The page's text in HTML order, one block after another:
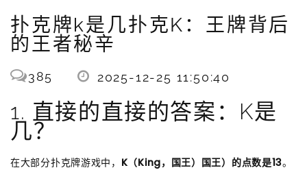
扑克牌k是几扑克K：王牌背后
的王者秘辛
385 2025-12-25 11:50:40
1. 直接的直接的答案：K是
几？
在大部分扑克牌游戏中， K（King，国王）国王）的点数是13。